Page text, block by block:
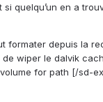
si quelqu’un en a
formater depuis la
wiper le dalvik
for path [/sd-